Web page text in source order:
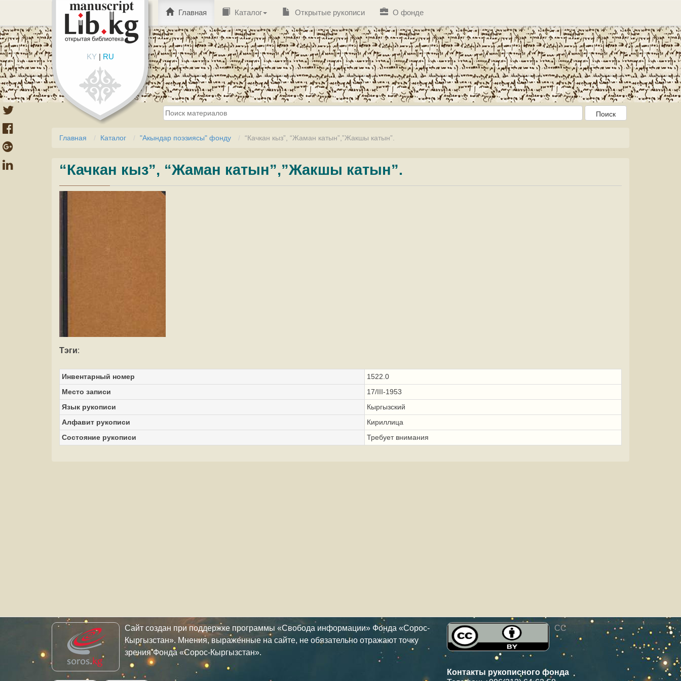
KY| RU
Главная Каталог Открытые рукописи О фонде
Главная Каталог "Акындар поэзиясы" фонду “Качкан кыз”, “Жаман катын”,”Жакшы катын”.
“Качкан кыз”, “Жаман катын”,”Жакшы катын”.
Тэги:
Инвентарный номер
1522.0
Место записи
17/III-1953
Язык рукописи
Кыргызский
Алфавит рукописи
Кириллица
Состояние рукописи
Требует внимания
Сайт создан при поддержке программы «Свобода информации» Фонда «Сорос-
Кыргызстан». Мнения, выраженные на сайте, не обязательно отражают точку
зрения Фонда «Сорос-Кыргызстан».
CC
Контакты рукописного фонда